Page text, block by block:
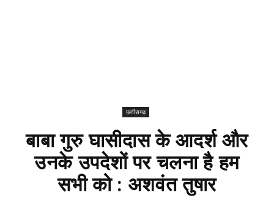
छत्तीसगढ़
बाबा गुरु घासीदास के आदर्श और
उनके उपदेशों पर चलना है हम
सभी को : अशवंत तुषार